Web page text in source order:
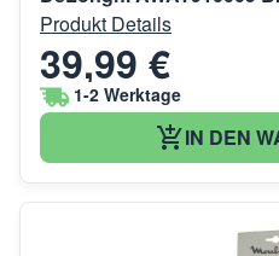
Produkt Details
39,99 €
1-2 Werktage
IN DEN